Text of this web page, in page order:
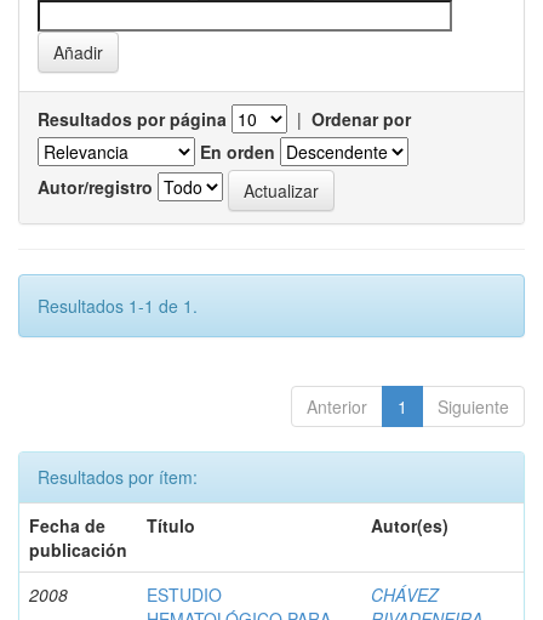
Resultados por página | Ordenar por
En orden
Autor/registro
Resultados 1-1 de 1.
Anterior 1 Siguiente
Resultados por ítem:
Fecha de
publicación
Título Autor(es)
2008
ESTUDIO
CHÁVEZ